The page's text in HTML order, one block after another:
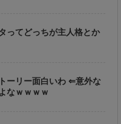
ってどっちが主人格とか
ーリー面白いわ ⇐意外な
なｗｗｗｗ